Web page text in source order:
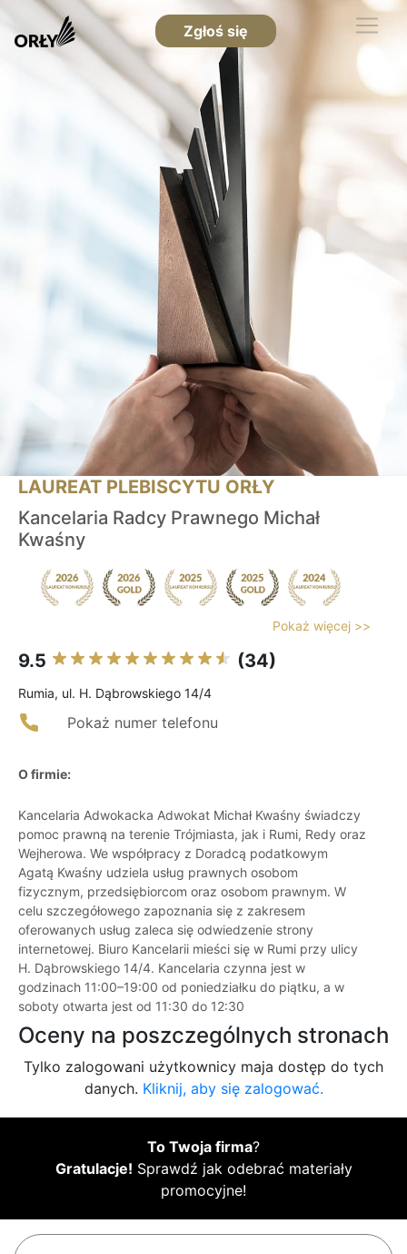
Zgłoś się
LAUREAT PLEBISCYTU ORŁY
Kancelaria Radcy Prawnego Michał
Kwaśny
Pokaż więcej >>
9.5 (34)
Rumia, ul. H. Dąbrowskiego 14/4
Pokaż numer telefonu
O firmie:
Kancelaria Adwokacka Adwokat Michał Kwaśny świadczy
pomoc prawną na terenie Trójmiasta, jak i Rumi, Redy oraz
Wejherowa. We współpracy z Doradcą podatkowym
Agatą Kwaśny udziela usług prawnych osobom
fizycznym, przedsiębiorcom oraz osobom prawnym. W
celu szczegółowego zapoznania się z zakresem
oferowanych usług zaleca się odwiedzenie strony
internetowej. Biuro Kancelarii mieści się w Rumi przy ulicy
H. Dąbrowskiego 14/4. Kancelaria czynna jest w
godzinach 11:00–19:00 od poniedziałku do piątku, a w
soboty otwarta jest od 11:30 do 12:30
Oceny na poszczególnych stronach
Tylko zalogowani użytkownicy maja dostęp do tych
danych. Kliknij, aby się zalogować.
To Twoja firma?
Gratulacje! Sprawdź jak odebrać materiały
promocyjne!